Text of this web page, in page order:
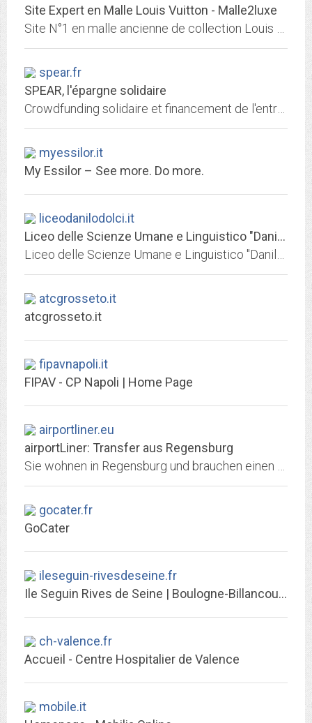
Site Expert en Malle Louis Vuitton - Malle2luxe
spear.fr
SPEAR, l'épargne solidaire
myessilor.it
My Essilor – See more. Do more.
liceodanilodolci.it
Liceo delle Scienze Umane e Linguistico "Danilo Dolci" Palermo
atcgrosseto.it
atcgrosseto.it
fipavnapoli.it
FIPAV - CP Napoli | Home Page
airportliner.eu
airportLiner: Transfer aus Regensburg
gocater.fr
GoCater
ileseguin-rivesdeseine.fr
Ile Seguin Rives de Seine | Boulogne-Billancourt sur le devant de la Seine
ch-valence.fr
Accueil - Centre Hospitalier de Valence
mobile.it